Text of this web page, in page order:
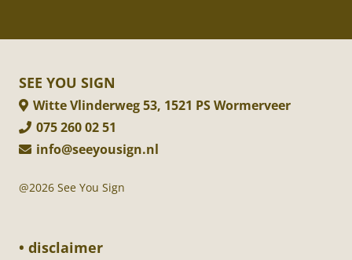
SEE YOU SIGN
Witte Vlinderweg 53, 1521 PS Wormerveer
075 260 02 51
info@seeyousign.nl
@2026 See You Sign
• disclaimer